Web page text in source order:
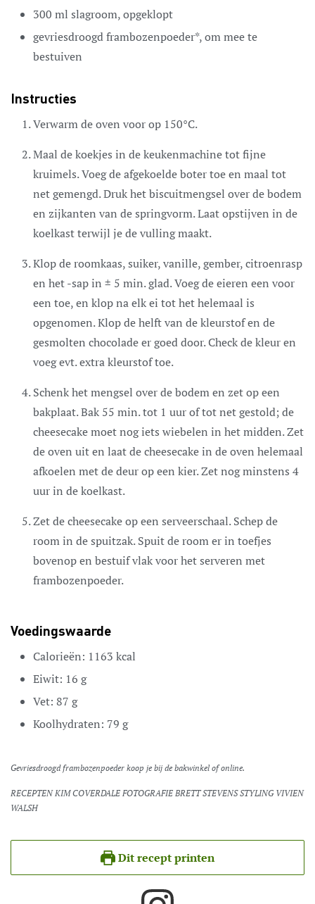
300 ml slagroom,opgeklopt
gevriesdroogd frambozenpoeder*,om mee te
bestuiven
Instructies
Verwarm de oven voor op 150°C.
Maal de koekjes in de keukenmachine tot fijne
kruimels. Voeg de afgekoelde boter toe en maal tot
net gemengd. Druk het biscuitmengsel over de bodem
en zijkanten van de springvorm. Laat opstijven in de
koelkast terwijl je de vulling maakt.
Klop de roomkaas, suiker, vanille, gember, citroenrasp
en het -sap in ± 5 min. glad. Voeg de eieren een voor
een toe, en klop na elk ei tot het helemaal is
opgenomen. Klop de helft van de kleurstof en de
gesmolten chocolade er goed door. Check de kleur en
voeg evt. extra kleurstof toe.
Schenk het mengsel over de bodem en zet op een
bakplaat. Bak 55 min. tot 1 uur of tot net gestold; de
cheesecake moet nog iets wiebelen in het midden. Zet
de oven uit en laat de cheesecake in de oven helemaal
afkoelen met de deur op een kier. Zet nog minstens 4
uur in de koelkast.
Zet de cheesecake op een serveerschaal. Schep de
room in de spuitzak. Spuit de room er in toefjes
bovenop en bestuif vlak voor het serveren met
frambozenpoeder.
Voedingswaarde
Calorieën: 1163 kcal
Eiwit: 16 g
Vet: 87 g
Koolhydraten: 79 g
Gevriesdroogd frambozenpoeder koop je bij de bakwinkel of online.
RECEPTEN KIM COVERDALE FOTOGRAFIE BRETT STEVENS STYLING VIVIEN
WALSH
Dit recept printen